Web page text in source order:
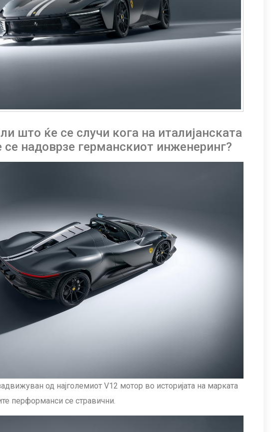
што ќе се случи кога на италијанската
се надоврзе германскиот инженеринг?
од најголемиот V12 мотор во историјата на марката
перформанси се стравични.